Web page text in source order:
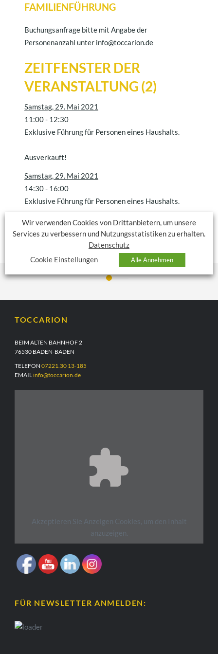
FAMILIENFÜHRUNG
Buchungsanfrage bitte mit Angabe der
Personenanzahl unter info@toccarion.de
ZEITFENSTER DER
VERANSTALTUNG (2)
Samstag, 29. Mai 2021
11:00- 12:30
Exklusive Führung für Personen eines Haushalts.
Ausverkauft!
Samstag, 29. Mai 2021
14:30- 16:00
Exklusive Führung für Personen eines Haushalts.
Ausverkauft!
TOCCARION
BEIM ALTEN BAHNHOF 2
76530 BADEN-BADEN
TELEFON 07221.30 13-185
EMAIL info@toccarion.de
Akzeptieren Sie Anzeigen Cookies, um den Inhalt
anzuzeigen.
FÜR NEWSLETTER ANMELDEN:
Wir verwenden Cookies von Drittanbietern, um unsere
Services zu verbessern und Nutzungsstatistiken zu erhalten.
Datenschutz
Cookie Einstellungen
Alle Annehmen